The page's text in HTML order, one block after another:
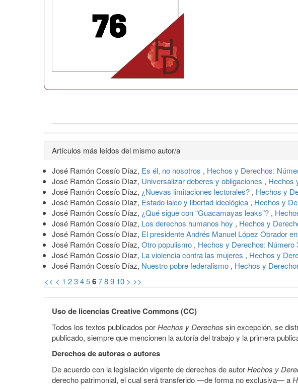
Detalles
del
artículo
Artículos más leídos del mismo autor/a
José Ramón Cossío Díaz, Es él, no nosotros , Hechos y Derechos:
José Ramón Cossío Díaz, Universalizar deberes y obligaciones , Hechos
José Ramón Cossío Díaz, ¿Nuevas limitaciones lectorales? , Hechos y
José Ramón Cossío Díaz, Estado laico y libertad ideológica , Hechos y
José Ramón Cossío Díaz, ¿Qué sigue con “Guacamayas leaks”? ,
José Ramón Cossío Díaz, Los derechos humanos hoy , Hechos y
José Ramón Cossío Díaz, El presidente Andrés Manuel López Obrador
José Ramón Cossío Díaz, Otro populismo , Hechos y Derechos: Número
José Ramón Cossío Díaz, La violencia contra las mujeres , Hechos y
José Ramón Cossío Díaz, Nuestro pobre federalismo , Hechos y
<< < 1 23456789 10 > >>
Uso de licencias Creative Commons (CC)
Todos los textos publicados porHechos y Derechos sin excepción, se
publicado, siempre que mencionen la autoría del trabajo y la primera
Derechos de autoras o autores
De acuerdo con la legislación vigente de derechos de autorHechos y
derecho patrimonial, el cual será transferido —de forma no exclusiva— a